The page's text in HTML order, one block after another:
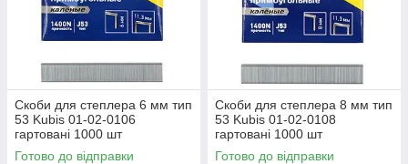
Скоби для степлера 6 мм тип
53 Kubis 01-02-0106
гартовані 1000 шт
Готово до відправки
Скоби для степлера 8 мм тип
53 Kubis 01-02-0108
гартовані 1000 шт
Готово до відправки